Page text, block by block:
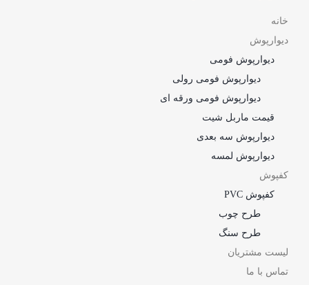
خانه
دیوارپوش
دیوارپوش فومی
دیوارپوش فومی رولی
دیوارپوش فومی ورقه ای
قیمت ماربل شیت
دیوارپوش سه بعدی
دیوارپوش لمسه
کفپوش
کفپوش PVC
طرح چوب
طرح سنگ
لیست مشتریان
تماس با ما